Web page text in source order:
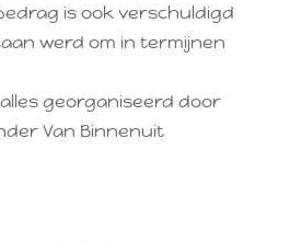
is ook verschuldigd
werd om in termijnen
georganiseerd door
Van Binnenuit